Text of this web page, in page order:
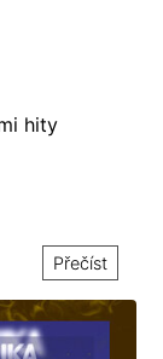
hity
Přečíst